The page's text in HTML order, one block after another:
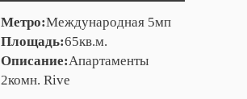
Метро:Международная 5мп
Площадь:65кв.м.
Описание:Апартаменты
2комн. Rive